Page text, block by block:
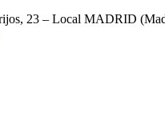
23 – Local MADRID